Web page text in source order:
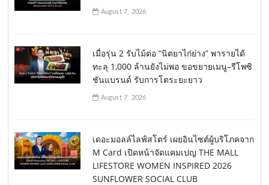
August 7, 2026
เมื่อรุ่น 2 รับไม้ต่อ “นิตยาไก่ย่าง” พารายได้
ทะลุ 1,000 ล้านยังไม่พอ ขอขยายเมนู–รีโพซิ
ชันแบรนด์ รับการโตระยะยาว
August 7, 2026
เดอะมอลล์ไลฟ์สโตร์ เผยอินไซต์ผู้บริโภคจาก
M Card เปิดหน้าจัดแคมเปญ THE MALL
LIFESTORE WOMEN INSPIRED 2026
SUNFLOWER SOCIAL CLUB